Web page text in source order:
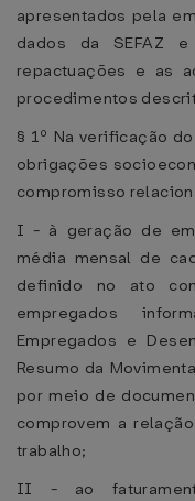
apresentados pela
dados da SEFAZ e
repactuações e as
procedimentos
§ 1º Na verificação
obrigações
compromisso
I - à geração de
média mensal de
definido no ato
empregados
Empregados e
Resumo da
por meio de
comprovem a
trabalho;
II - ao